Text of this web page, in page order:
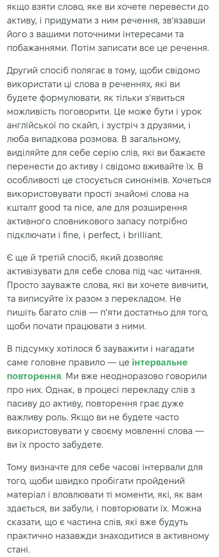
якщо взяти слово, яке ви хочете перевести до
активу, і придумати з ним речення, зв’язавши
його з вашими поточними інтересами та
побажаннями. Потім записати все це речення.
Другий спосіб полягає в тому, щоби свідомо
використати ці слова в реченнях, які ви
будете формулювати, як тільки з’явиться
можливість поговорити. Це може бути і урок
англійської по скайп, і зустріч з друзями, і
люба випадкова розмова. В загальному,
виділяйте для себе серію слів, які ви бажаєте
перенести до активу і свідомо вживайте їх. В
особливості це стосується синонімів. Хочеться
використовувати прості знайомі слова на
кшталт good та nice, але для розширення
активного словникового запасу потрібно
підключати і fine, і perfect, і brilliant.
Є ще й третій спосіб, який дозволяє
активізувати для себе слова під час читання.
Просто зауважте слова, які ви хочете вивчити,
та виписуйте їх разом з перекладом. Не
пишіть багато слів — п’яти достатньо для того,
щоби почати працювати з ними.
В підсумку хотілося б зауважити і нагадати
саме головне правило — це інтервальне
повторення. Ми вже неодноразово говорили
про них. Однак, в процесі перекладу слів з
пасиву до активу, повторення грає дуже
важливу роль. Якщо ви не будете часто
використовувати у своєму мовленні слова —
ви їх просто забудете.
Тому визначте для себе часові інтервали для
того, щоби швидко пробігати пройдений
матеріал і вловлювати ті моменти, які, як вам
здається, ви забули, і повторювати їх. Можна
сказати, що є частина слів, які вже будуть
практично назавжди знаходитися в активному
стані.